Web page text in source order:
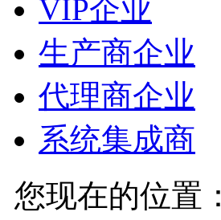
VIP企业
生产商企业
代理商企业
系统集成商
您现在的位置：